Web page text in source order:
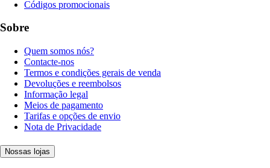
Códigos promocionais
Sobre
Quem somos nós?
Contacte-nos
Termos e condições gerais de venda
Devoluções e reembolsos
Informação legal
Meios de pagamento
Tarifas e opções de envio
Nota de Privacidade
Nossas lojas